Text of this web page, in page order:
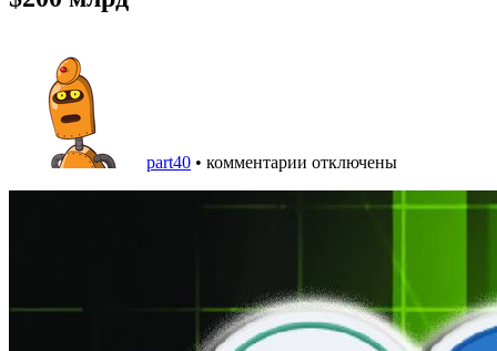
part40 • комментарии отключены